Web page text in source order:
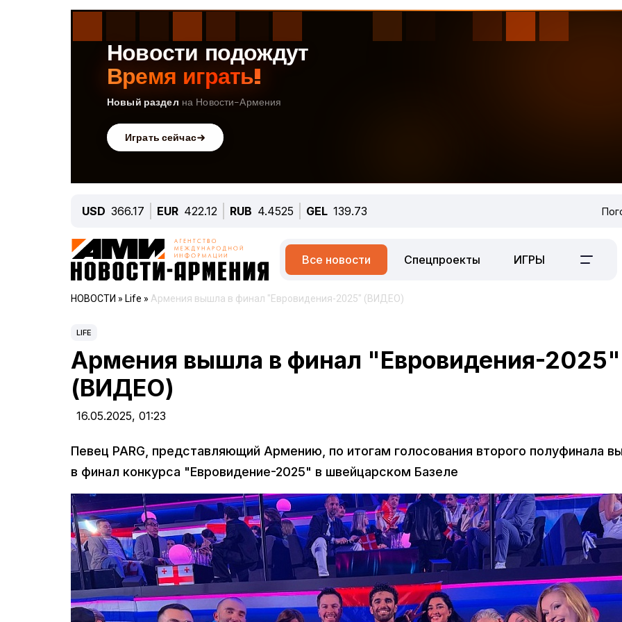
USD 366.17 EUR 422.12 RUB 4.4525 GEL 139.73
Все новости Спецпроекты ИГРЫ
НОВОСТИ » Life » Армения вышла в финал "Евровидения-2025" (ВИДЕО)
LIFE
Армения вышла в финал "Евровидения-2025"
(ВИДЕО)
16.05.2025, 01:23
Певец PARG, представляющий Армению, по итогам голосования второго полуфинала
в финал конкурса "Евровидение-2025" в швейцарском Базеле